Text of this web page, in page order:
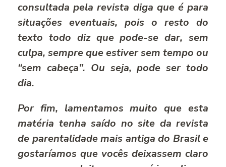
consultada pela revista diga que é para
situações eventuais, pois o resto do
texto todo diz que pode-se dar, sem
culpa, sempre que estiver sem tempo ou
“sem cabeça”. Ou seja, pode ser todo
dia.
Por fim, lamentamos muito que esta
matéria tenha saído no site da revista
de parentalidade mais antiga do Brasil e
gostaríamos que vocês deixassem claro